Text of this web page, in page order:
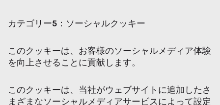
カテゴリー5 ：ソーシャルクッキー
このクッキーは、お客様のソーシャルメディア体験
を向上させることに貢献します。
このクッキーは、当社がウェブサイトに追加したさ
まざまなソーシャルメディアサービスによって設定